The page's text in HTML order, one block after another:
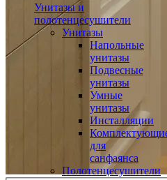
Унитазы и
полотенцесушители
Унитазы
Напольные
унитазы
Подвесные
унитазы
Умные
унитазы
Инсталляции
для
санфаянса
Полотенцесушители